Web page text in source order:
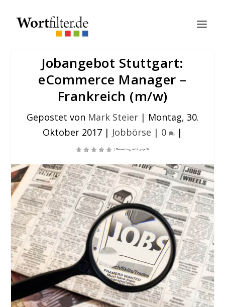
Jobangebot Stuttgart:
eCommerce Manager –
Frankreich (m/w)
Gepostet von Mark Steier| Montag, 30.
Oktober 2017 | Jobbörse | 0 |